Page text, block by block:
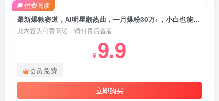
最新爆款赛道，AI明星翻热曲，一月爆粉30万+，小白也能上手，月入轻松过万
此内容为付费阅读，请付费后查看
¥ 9.9
会员 免费
立即购买
付费阅读